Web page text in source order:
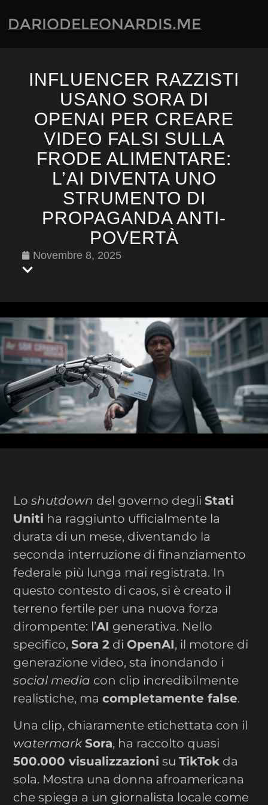
dariodeleonardis.me
INFLUENCER RAZZISTI
USANO SORA DI
OPENAI PER CREARE
VIDEO FALSI SULLA
FRODE ALIMENTARE:
L’AI DIVENTA UNO
STRUMENTO DI
PROPAGANDA ANTI-
POVERTÀ
Novembre 8, 2025
Loshutdown del governo degliStati
Uniti ha raggiunto ufficialmente la
durata di un mese, diventando la
seconda interruzione di finanziamento
federale più lunga mai registrata. In
questo contesto di caos, si è creato il
terreno fertile per una nuova forza
dirompente: l’AI generativa. Nello
specifico,Sora 2 diOpenAI, il motore di
generazione video, sta inondando i
social media con clip incredibilmente
realistiche, macompletamente false.
Una clip, chiaramente etichettata con il
watermark Sora, ha raccolto quasi
500.000 visualizzazioni suTikTok da
sola. Mostra una donna afroamericana
che spiega a un giornalista locale come